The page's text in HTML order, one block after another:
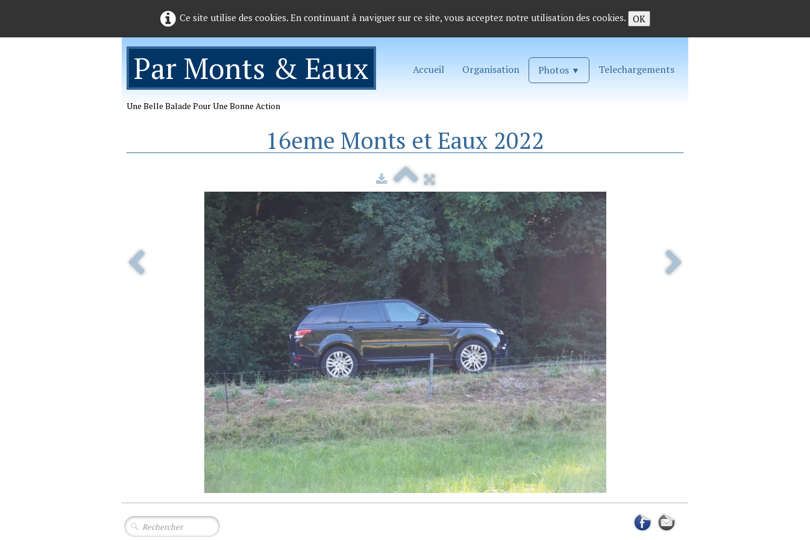
Ce site utilise des cookies. En continuant à naviguer sur ce site, vous acceptez notre utilisation des cookies. OK
Par Monts & Eaux
Une Belle Balade Pour Une Bonne Action
Accueil Organisation Photos ▼ Telechargements
16eme Monts et Eaux 2022